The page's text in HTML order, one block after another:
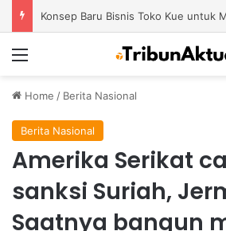
Home / Berita Nasional
Berita Nasional
Amerika Serikat
sanksi Suriah,
Saatnya bangun